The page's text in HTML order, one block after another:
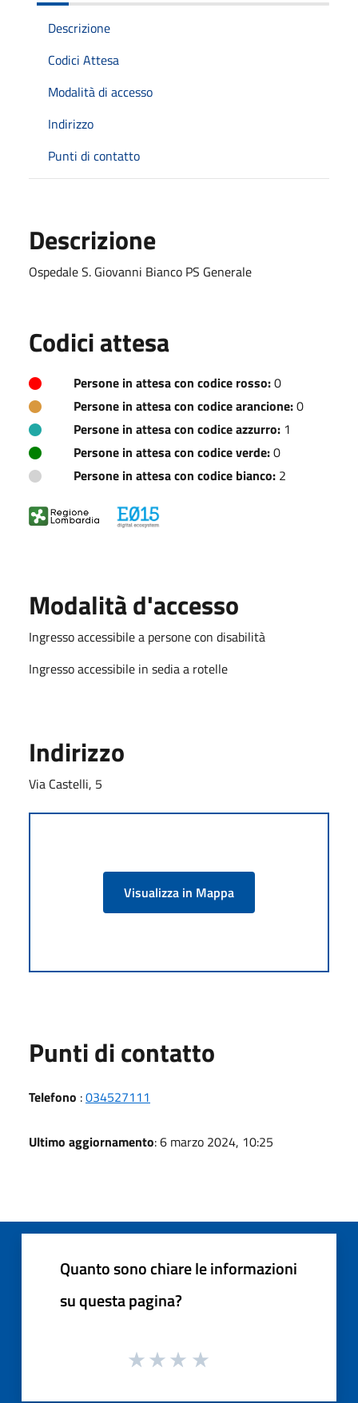
Descrizione
Codici Attesa
Modalità di accesso
Indirizzo
Punti di contatto
Descrizione
Ospedale S. Giovanni Bianco PS Generale
Codici attesa
Persone in attesa con codice rosso:0
Persone in attesa con codice arancione:0
Persone in attesa con codice azzurro: 1
Persone in attesa con codice verde:0
Persone in attesa con codice bianco: 2
Modalità d'accesso
Ingresso accessibile a persone con disabilità
Ingresso accessibile in sedia a rotelle
Indirizzo
Via Castelli, 5
Visualizza in Mappa
Punti di contatto
Telefono :034527111
Ultimo aggiornamento: 6 marzo 2024, 10:25
Quanto sono chiare le informazioni
su questa pagina?